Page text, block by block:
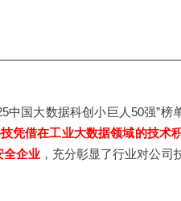
国大数据科创小巨人50强”榜
凭借在工业大数据领域的技术
全企业，充分彰显了行业对公司